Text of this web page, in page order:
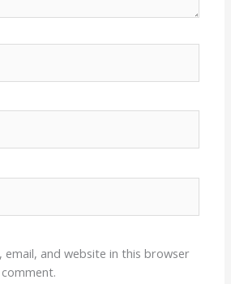
email, and website in this browser